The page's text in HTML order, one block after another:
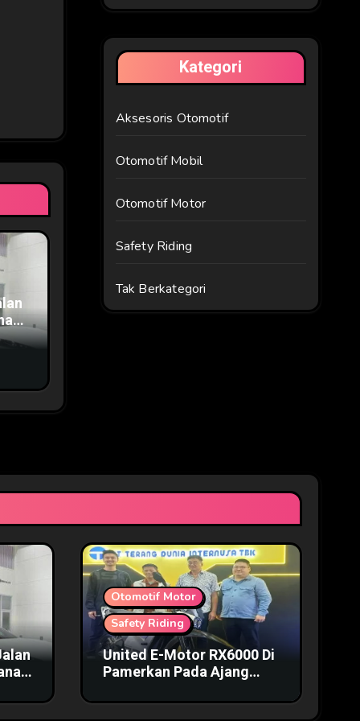
Kategori
Aksesoris Otomotif
Otomotif Mobil
Otomotif Motor
Safety Riding
Tak Berkategori
Otomotif Motor
Safety Riding
United E-Motor RX6000 Di
Pamerkan Pada Ajang